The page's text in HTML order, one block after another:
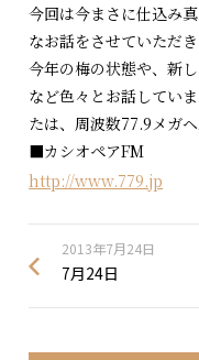
今回は今まさに仕込み
なお話をさせていただき
今年の梅の状態や、新
など色々とお話してい
たは、周波数77.9メガ
■カシオペアFM
http://www.779.jp
2013年7月24日
7月24日